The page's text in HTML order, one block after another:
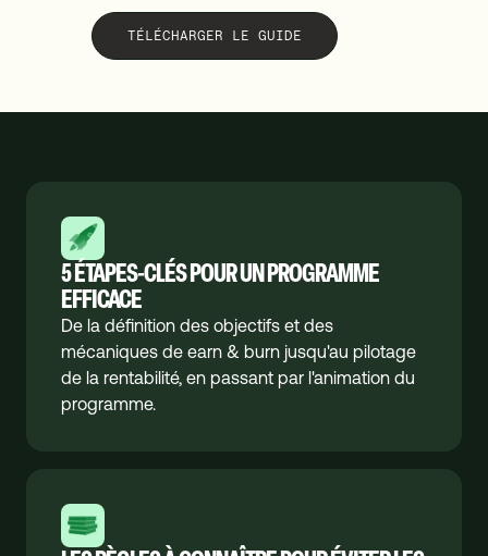
TÉLÉCHARGER LE GUIDE
5 ÉTAPES-CLÉS POUR UN PROGRAMME
EFFICACE
De la définition des objectifs et des
mécaniques de earn & burn jusqu'au pilotage
de la rentabilité, en passant par l'animation du
programme.